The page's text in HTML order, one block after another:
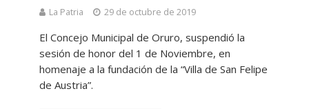
La Patria 29 de octubre de 2019
El Concejo Municipal de Oruro, suspendió la
sesión de honor del 1 de Noviembre, en
homenaje a la fundación de la “Villa de San Felipe
de Austria”.